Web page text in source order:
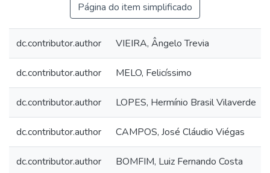
Página do item simplificado
dc.contributor.author VIEIRA, Ângelo Trevia
dc.contributor.author MELO, Felicíssimo
dc.contributor.author LOPES, Hermínio Brasil Vilaverde
dc.contributor.author CAMPOS, José Cláudio Viégas
dc.contributor.author BOMFIM, Luiz Fernando Costa